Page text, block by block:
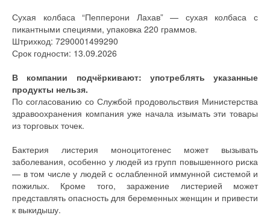
Сухая колбаса “Пепперони Лахав” — сухая колбаса с
пикантными специями, упаковка 220 граммов.
Штрихкод: 7290001499290
Срок годности: 13.09.2026
В компании подчёркивают: употреблять указанные
продукты нельзя.
По согласованию со Службой продовольствия Министерства
здравоохранения компания уже начала изымать эти товары
из торговых точек.
Бактерия листерия моноцитогенес может вызывать
заболевания, особенно у людей из групп повышенного риска
— в том числе у людей с ослабленной иммунной системой и
пожилых. Кроме того, заражение листерией может
представлять опасность для беременных женщин и привести
к выкидышу.